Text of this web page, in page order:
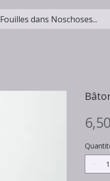
Fouilles dans Noschoses...